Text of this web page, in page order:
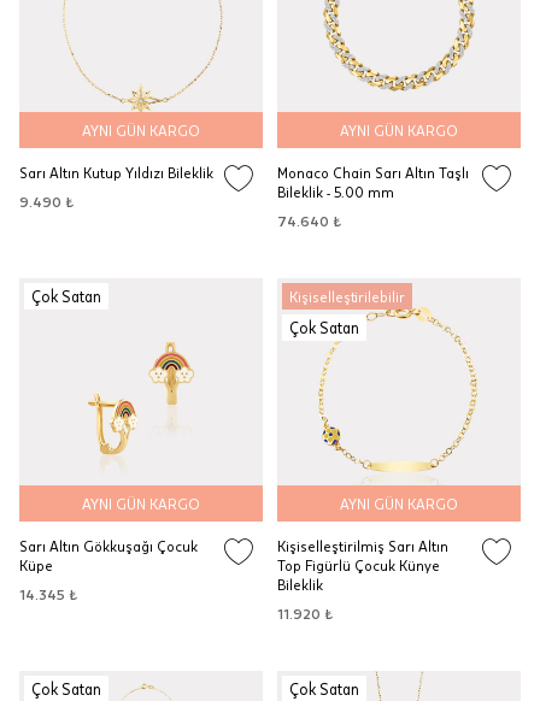
AYNI GÜN KARGO
Sarı Altın Kutup Yıldızı Bileklik
9.490 ₺
AYNI GÜN KARGO
Monaco Chain Sarı Altın Taşlı
Bileklik - 5.00 mm
74.640 ₺
Çok Satan
AYNI GÜN KARGO
Sarı Altın Gökkuşağı Çocuk
Küpe
14.345 ₺
Kişiselleştirilebilir
Çok Satan
AYNI GÜN KARGO
Kişiselleştirilmiş Sarı Altın
Top Figürlü Çocuk Künye
Bileklik
11.920 ₺
Çok Satan Çok Satan